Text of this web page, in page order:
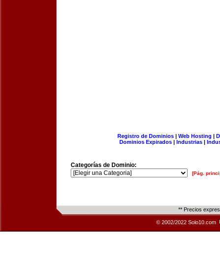
Registro de Dominios| Web Hosting |
Dominios Expirados | Industrias |
Categorías de Dominio:
[Pág.
** Precios
© 2002/2022 Solo10.com